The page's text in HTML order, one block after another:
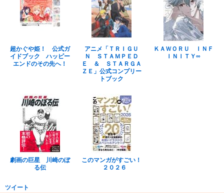
超かぐや姫！ 公式ガ
イドブック ハッピー
エンドのその先へ！
アニメ「ＴＲＩＧＵ
Ｎ ＳＴＡＭＰＥＤ
Ｅ ＆ ＳＴＡＲＧＡ
ＺＥ」公式コンプリー
トブック
ＫＡＷＯＲＵ ＩＮＦ
ＩＮＩＴＹ∞
劇画の巨星 川崎のぼ
る伝
このマンガがすごい！
２０２６
ツイート